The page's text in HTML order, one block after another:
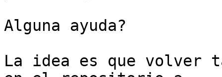
Alguna ayuda?
La idea es que volver